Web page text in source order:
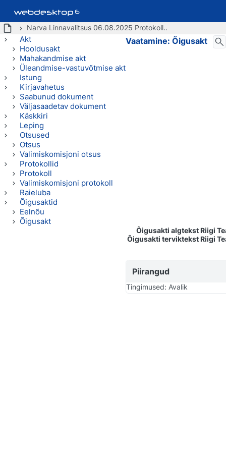
Narva Linnavalitsus 06.08.2025 Protokoll..
Akt
Hooldusakt
Mahakandmise akt
Üleandmise-vastuvõtmise akt
Istung
Kirjavahetus
Saabunud dokument
Väljasaadetav dokument
Käskkiri
Leping
Otsused
Otsus
Valimiskomisjoni otsus
Protokollid
Protokoll
Valimiskomisjoni protokoll
Raieluba
Õigusaktid
Eelnõu
Õigusakt
Vaatamine: Õigusakt
Õigusakti algtekst Riigi
Õigusakti terviktekst Riigi
Piirangud
Tingimused: Avalik